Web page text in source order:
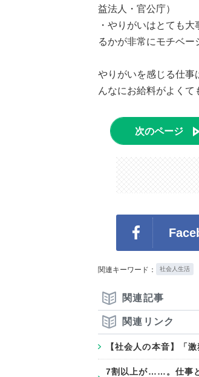
益法人・官公庁）
・やりがいはとても
るかが非常にモチベー
やりがいを感じる仕事
んなにお給料がよくて
次のページ
関連キーワード： 社会人生活
関連記事
関連リンク
【社会人の本音】「
7割以上が……。仕事